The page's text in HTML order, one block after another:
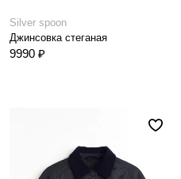
Silver spoon
Джинсовка стеганая
9990 ₽